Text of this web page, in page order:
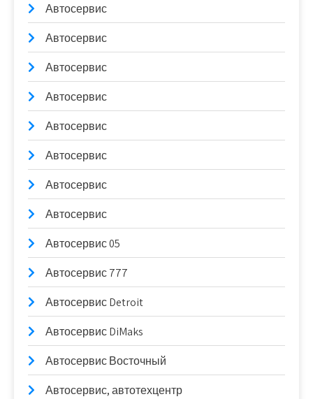
Автосервис
Автосервис
Автосервис
Автосервис
Автосервис
Автосервис
Автосервис
Автосервис
Автосервис 05
Автосервис 777
Автосервис Detroit
Автосервис DiMaks
Автосервис Восточный
Автосервис, автотехцентр